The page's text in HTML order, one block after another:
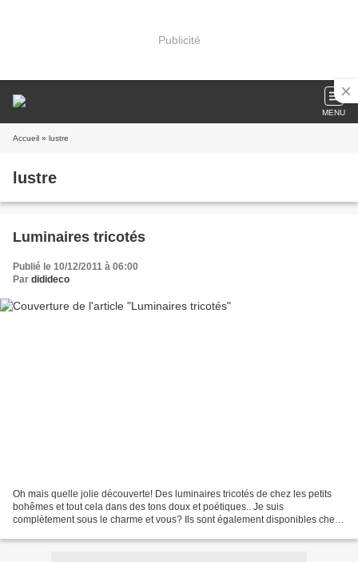
Publicité
MENU
Accueil » lustre
lustre
Luminaires tricotés
Publié le 10/12/2011 à 06:00
Par didideco
Oh mais quelle jolie découverte! Des luminaires tricotés de chez les petits
bohêmes et tout cela dans des tons doux et poétiques.. Je suis
complètement sous le charme et vous? Ils sont également disponibles chez